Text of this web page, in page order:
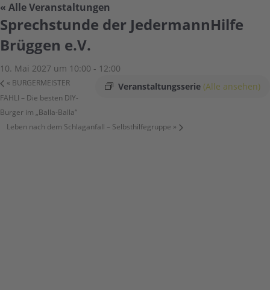
« Alle Veranstaltungen
Sprechstunde der JedermannHilfe
Brüggen e.V.
10. Mai 2027 um 10:00 - 12:00
Veranstaltungsserie (Alle ansehen)
« BURGERMEISTER
FAHLI – Die besten DIY-
Burger im „Balla-Balla“
Leben nach dem Schlaganfall – Selbsthilfegruppe »